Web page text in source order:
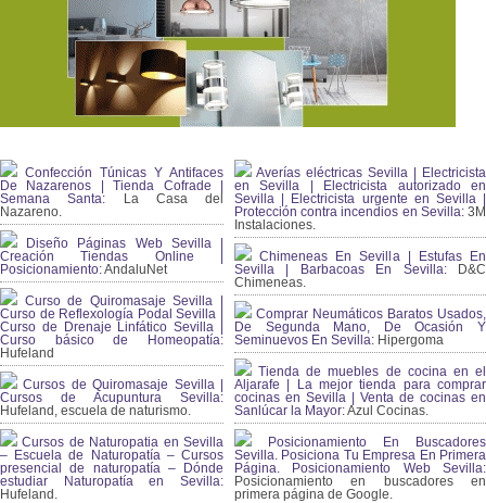
Confección Túnicas Y Antifaces
De Nazarenos | Tienda Cofrade |
Semana Santa: La Casa del
Nazareno.
Diseño Páginas Web Sevilla |
Creación Tiendas Online |
Posicionamiento:AndaluNet
Curso de Quiromasaje Sevilla |
Curso de Reflexología Podal Sevilla |
Curso de Drenaje Linfático Sevilla |
Curso básico de Homeopatía:
Hufeland
Cursos de Quiromasaje Sevilla |
Cursos de Acupuntura Sevilla:
Hufeland, escuela de naturismo.
Cursos de Naturopatia en Sevilla
– Escuela de Naturopatía – Cursos
presencial de naturopatía – Dónde
estudiar Naturopatía en Sevilla:
Hufeland.
Averías eléctricas Sevilla | Electricista
en Sevilla | Electricista autorizado en
Sevilla | Electricista urgente en Sevilla |
Protección contra incendios en Sevilla:3M
Instalaciones.
Chimeneas En Sevilla | Estufas En
Sevilla | Barbacoas En Sevilla:D&C
Chimeneas.
Comprar Neumáticos Baratos Usados,
De Segunda Mano, De Ocasión Y
Seminuevos En Sevilla: Hipergoma
Tienda de muebles de cocina en el
Aljarafe | La mejor tienda para comprar
cocinas en Sevilla | Venta de cocinas en
Sanlúcar la Mayor:Azul Cocinas.
Posicionamiento En Buscadores
Sevilla. Posiciona Tu Empresa En Primera
Página. Posicionamiento Web Sevilla:
Posicionamiento en buscadores en
primera página de Google.